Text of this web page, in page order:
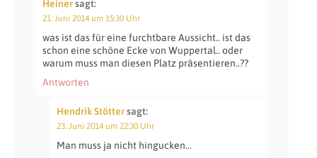
Heinersagt:
21. Juni 2014 um 15:30 Uhr
was ist das für eine furchtbare Aussicht.. ist das
schon eine schöne Ecke von Wuppertal.. oder
warum muss man diesen Platz präsentieren..??
Antworten
Hendrik Stöttersagt:
23. Juni 2014 um 22:30 Uhr
Man muss ja nicht hingucken…